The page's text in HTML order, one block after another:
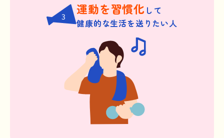
3
運動を習慣化 して
健康的な生活を送りたい人